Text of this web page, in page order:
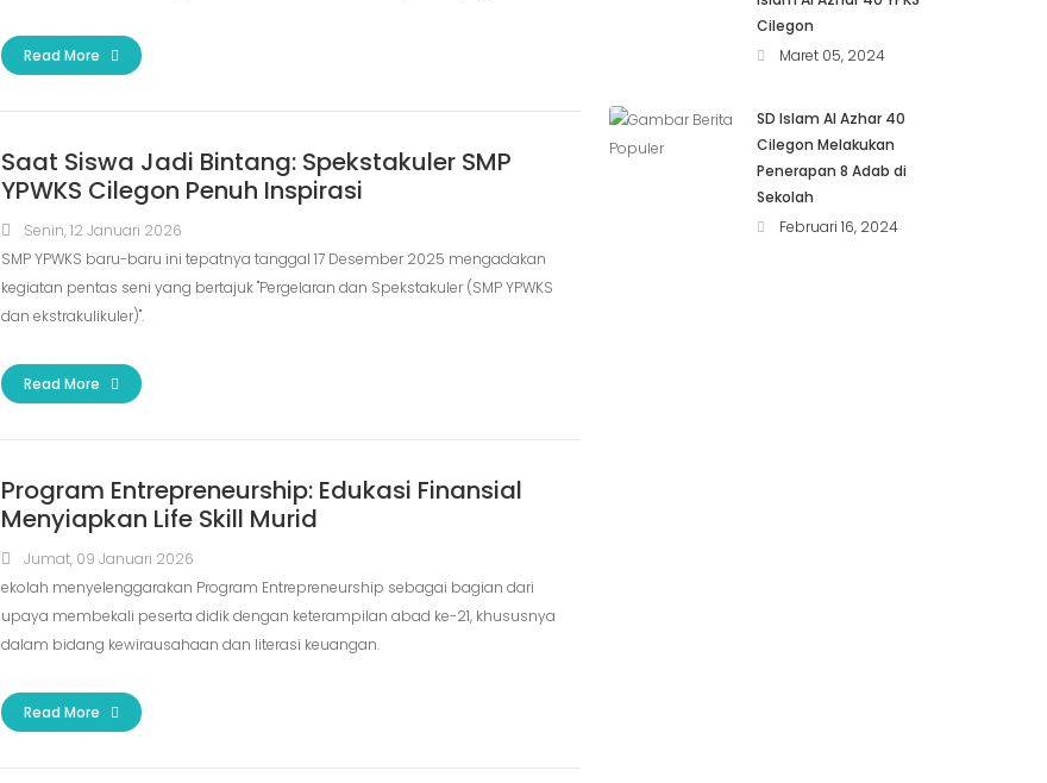
Read More
Saat Siswa Jadi Bintang: Spekstakuler SMP
YPWKS Cilegon Penuh Inspirasi
Senin, 12 Januari 2026
SMP YPWKS baru-baru ini tepatnya tanggal 17 Desember 2025 mengadakan
kegiatan pentas seni yang bertajuk "Pergelaran dan Spekstakuler (SMP YPWKS
dan ekstrakulikuler)".
Read More
Program Entrepreneurship: Edukasi Finansial
Menyiapkan Life Skill Murid
Jumat, 09 Januari 2026
ekolah menyelenggarakan Program Entrepreneurship sebagai bagian dari
upaya membekali peserta didik dengan keterampilan abad ke-21, khususnya
dalam bidang kewirausahaan dan literasi keuangan.
Read More
Cilegon
Maret 05, 2024
SD Islam Al Azhar 40
Cilegon Melakukan
Penerapan 8 Adab di
Sekolah
Februari 16, 2024